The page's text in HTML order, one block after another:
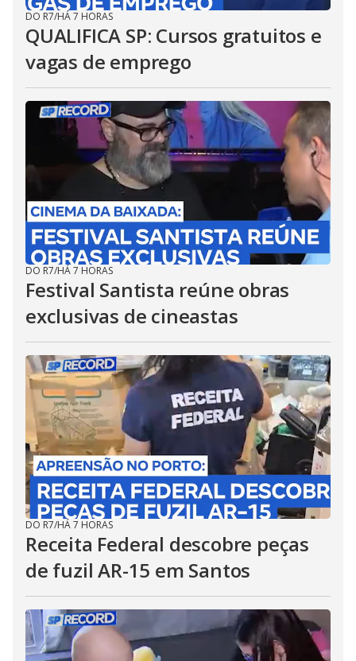
DO R7/HÁ 7 HORAS
QUALIFICA SP: Cursos gratuitos e
vagas de emprego
DO R7/HÁ 7 HORAS
Festival Santista reúne obras
exclusivas de cineastas
DO R7/HÁ 7 HORAS
Receita Federal descobre peças
de fuzil AR-15 em Santos